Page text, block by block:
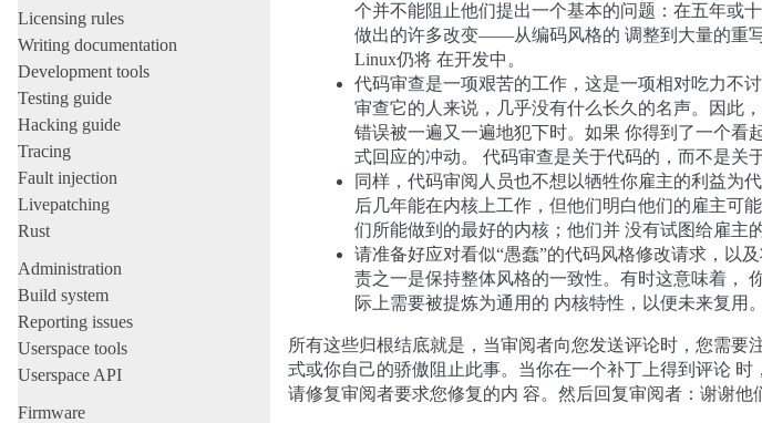
Licensing rules
Writing documentation
Development tools
Testing guide
Hacking guide
Tracing
Fault injection
Livepatching
Rust
Administration
Build system
Reporting issues
Userspace tools
Userspace API
Firmware
个并不能阻止他们提出一个基本的问题：在五年或
做出的许多改变——从编码风格的 调整到大量的重
Linux仍将 在开发中。
代码审查是一项艰苦的工作，这是一项相对吃力不
审查它的人来说，几乎没有什么长久的名声。因此
错误被一遍又一遍地犯下时。如果 你得到了一个看
式回应的冲动。 代码审查是关于代码的，而不是关
同样，代码审阅人员也不想以牺牲你雇主的利益为
后几年能在内核上工作，但他们明白他们的雇主可
们所能做到的最好的内核；他们并 没有试图给雇主
请准备好应对看似“愚蠢”的代码风格修改请求，以
责之一是保持整体风格的一致性。有时这意味着，
际上需要被提炼为通用的 内核特性，以便未来复用。
所有这些归根结底就是，当审阅者向您发送评论时，您需
式或你自己的骄傲阻止此事。当你在一个补丁上得到评论 时
请修复审阅者要求您修复的内 容。然后回复审阅者：谢谢他